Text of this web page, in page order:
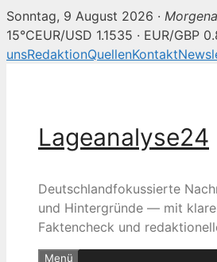
Sonntag, 9 August 2026 ·
15°CEUR/USD 1.1535 · EUR/GBP
unsRedaktionQuellenKontakt
Lageanalyse24
Deutschlandfokussierte
und Hintergründe — mit
Faktencheck und
Menü